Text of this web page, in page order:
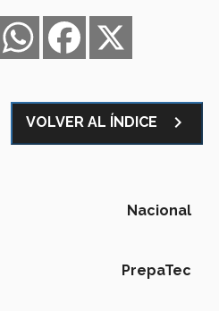
Facebook
WhatsApp
LinkedIn
VOLVER AL ÍNDICE navigate_next
Nacional
PrepaTec